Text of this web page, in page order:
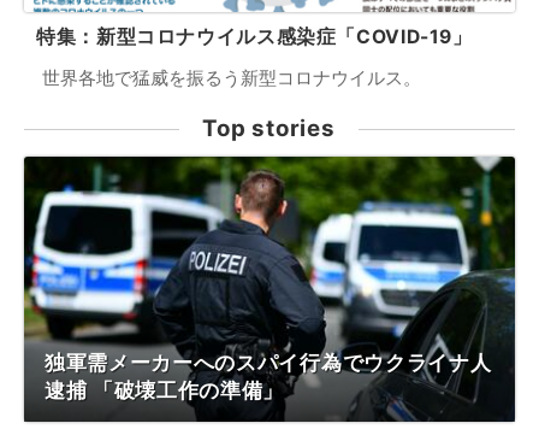
特集：新型コロナウイルス感染症「COVID-19」
世界各地で猛威を振るう新型コロナウイルス。
Top stories
独軍需メーカーへのスパイ行為でウクライナ人
逮捕 「破壊工作の準備」